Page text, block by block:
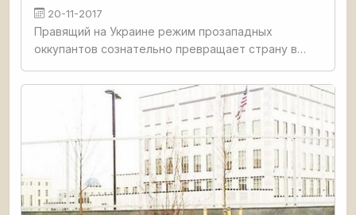
20-11-2017
Правящий на Украине режим прозападных
оккупантов сознательно превращает страну в
бывший премьер-министр Украины Николай
Азаров на свой странице в